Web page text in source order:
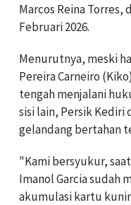
Marcos Reina Torres,
Februari 2026.
Menurutnya, meski
Pereira Carneiro
tengah menjalani
sisi lain, Persik
gelandang bertahan
"Kami bersyukur,
Imanol Garcia sudah
akumulasi kartu